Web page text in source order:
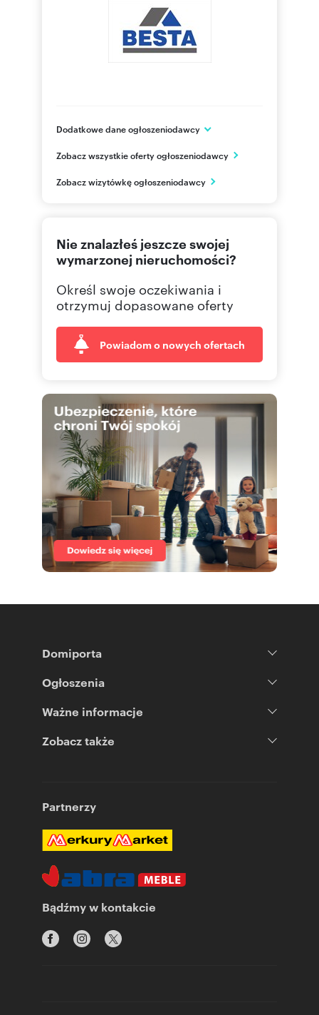
Dodatkowe dane ogłoszeniodawcy
ul. Przemysłowa 23
podkarpackie
Zobacz wszystkie oferty ogłoszeniodawcy
Zobacz wizytówkę ogłoszeniodawcy
Nie znalazłeś jeszcze swojej
wymarzonej nieruchomości?
Określ swoje oczekiwania i
otrzymuj dopasowane oferty
Powiadom o nowych ofertach
Domiporta
Ogłoszenia
Ważne informacje
Zobacz także
Partnerzy
Bądźmy w kontakcie